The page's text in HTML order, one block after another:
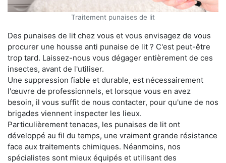
Traitement punaises de lit
Des punaises de lit chez vous et vous envisagez de vous
procurer une housse anti punaise de lit ? C'est peut-être
trop tard. Laissez-nous vous dégager entièrement de ces
insectes, avant de l'utiliser.
Une suppression fiable et durable, est nécessairement
l'œuvre de professionnels, et lorsque vous en avez
besoin, il vous suffit de nous contacter, pour qu'une de nos
brigades viennent inspecter les lieux.
Particulièrement tenaces, les punaises de lit ont
développé au fil du temps, une vraiment grande résistance
face aux traitements chimiques. Néanmoins, nos
spécialistes sont mieux équipés et utilisant des